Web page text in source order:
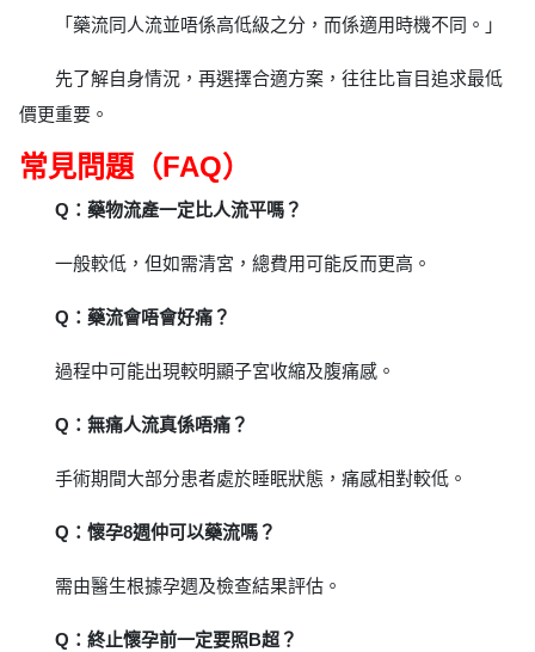
「藥流同人流並唔係高低級之分，而係適用時機不同。」
先了解自身情況，再選擇合適方案，往往比盲目追求最低
價更重要。
常見問題（FAQ）
Q：藥物流產一定比人流平嗎？
一般較低，但如需清宮，總費用可能反而更高。
Q：藥流會唔會好痛？
過程中可能出現較明顯子宮收縮及腹痛感。
Q：無痛人流真係唔痛？
手術期間大部分患者處於睡眠狀態，痛感相對較低。
Q：懷孕8週仲可以藥流嗎？
需由醫生根據孕週及檢查結果評估。
Q：終止懷孕前一定要照B超？